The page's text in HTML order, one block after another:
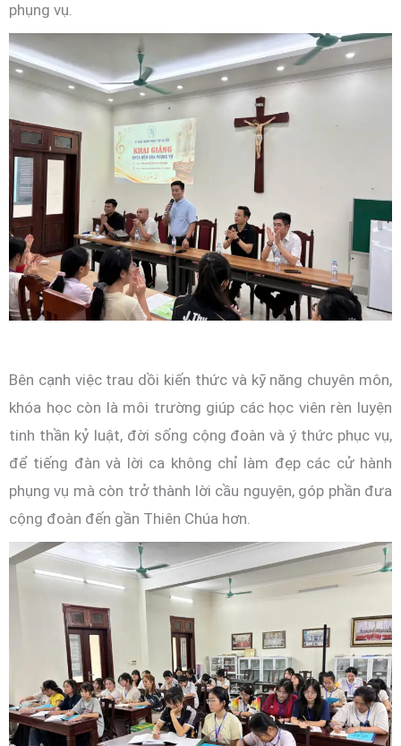
phụng vụ.
Bên cạnh việc trau dồi kiến thức và kỹ năng chuyên môn,
khóa học còn là môi trường giúp các học viên rèn luyện
tinh thần kỷ luật, đời sống cộng đoàn và ý thức phục vụ,
để tiếng đàn và lời ca không chỉ làm đẹp các cử hành
phụng vụ mà còn trở thành lời cầu nguyện, góp phần đưa
cộng đoàn đến gần Thiên Chúa hơn.